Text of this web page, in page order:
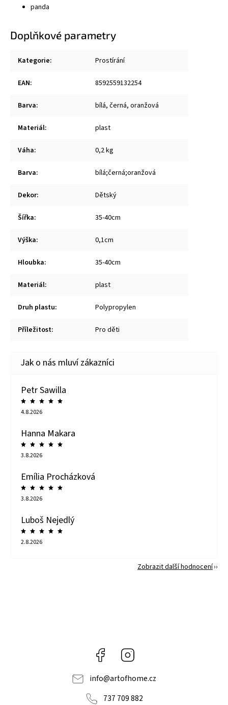
panda
Doplňkové parametry
Kategorie: Prostírání
EAN: 8592559132254
Barva: bílá, černá, oranžová
Materiál: plast
Váha: 0,2 kg
Barva: bílá;černá;oranžová
Dekor: Dětský
Šířka: 35-40cm
Výška: 0,1cm
Hloubka: 35-40cm
Materiál: plast
Druh plastu: Polypropylen
Příležitost: Pro děti
Petr Sawilla
4.8.2026
Hanna Makara
3.8.2026
Emília Procházková
3.8.2026
Luboš Nejedlý
2.8.2026
Zobrazit další hodnocení
Facebook
info@artofhome.cz
737 709 882